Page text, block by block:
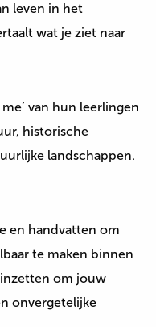
leven in het
wat je ziet naar
van hun leerlingen
historische
landschappen.
en handvatten om
te maken binnen
inzetten om jouw
onvergetelijke